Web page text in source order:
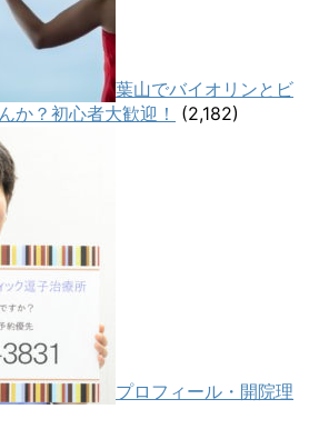
葉山でバイオリンとビ
か？初心者大歓迎！
(2,182)
プロフィール・開院理